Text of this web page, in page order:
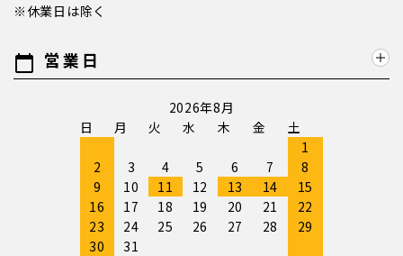
※休業日は除く
calendar_today 営業日
2026年8月
日
月 火 水 木 金
土
1
2
3 4 5 6 7
8
9
10 11 12 13 14
15
16
17 18 19 20 21
22
23
24 25 26 27 28
29
30
31